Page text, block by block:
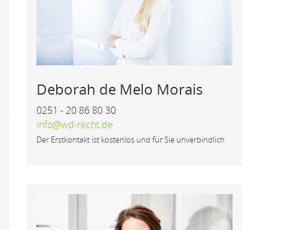
Deborah de Melo Morais
0251 - 20 86 80 30
info@wd-recht.de
Der Erstkontakt ist kostenlos und für Sie unverbindlich